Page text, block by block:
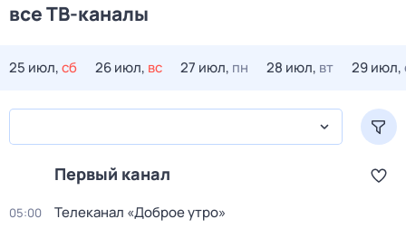
все ТВ-каналы
25 июл,сб 26 июл, вс 27 июл, пн 28 июл, вт 29 июл,
Первый канал
05:00 Телеканал «Доброе утро»